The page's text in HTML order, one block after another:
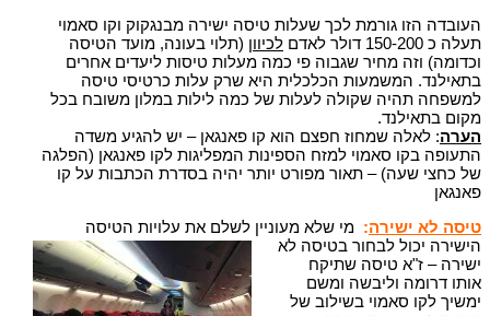
העובדה הזו גורמת לכך שעלות טיסה ישירה מבנגקוק וקו סאמוי
תעלה כ 150-200 דולר לאדם
לכיוון (תלוי בעונה, מועד הטיסה
וכדומה) וזה מחיר שגבוה פי כמה מעלות טיסות ליעדים אחרים
בתאילנד. המשמעות הכלכלית היא שרק עלות כרטיסי טיסה
למשפחה תהיה שקולה לעלות של כמה לילות במלון משובח בכל
מקום בתאילנד.
הערה: לאלה שמחוז חפצם הוא קו פאנגאן – יש להגיע משדה
התעופה בקו סאמוי למזח הספינות המפליגות לקו פאנגאן (הפלגה
של כחצי שעה) – תאור מפורט יותר יהיה בסדרת הכתבות על קו
פאנגאן
טיסה לא ישירה: מי שלא מעוניין לשלם את עלויות הטיסה
הישירה יכול לבחור בטיסה לא
ישירה – ז"א טיסה שתיקח
אותו דרומה וליבשה ומשם
ימשיך לקו סאמוי בשילוב של